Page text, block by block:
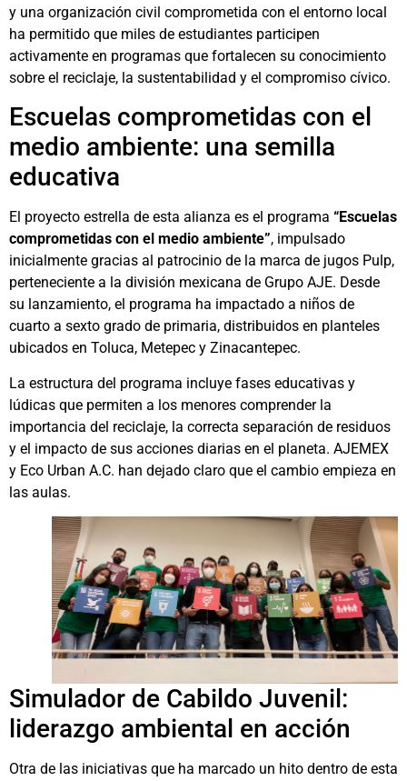
y una organización civil comprometida con el entorno local
ha permitido que miles de estudiantes participen
activamente en programas que fortalecen su conocimiento
sobre el reciclaje, la sustentabilidad y el compromiso cívico.
Escuelas comprometidas con el
medio ambiente: una semilla
educativa
El proyecto estrella de esta alianza es el programa “Escuelas
comprometidas con el medio ambiente”, impulsado
inicialmente gracias al patrocinio de la marca de jugos Pulp,
perteneciente a la división mexicana de Grupo AJE. Desde
su lanzamiento, el programa ha impactado a niños de
cuarto a sexto grado de primaria, distribuidos en planteles
ubicados en Toluca, Metepec y Zinacantepec.
La estructura del programa incluye fases educativas y
lúdicas que permiten a los menores comprender la
importancia del reciclaje, la correcta separación de residuos
y el impacto de sus acciones diarias en el planeta. AJEMEX
y Eco Urban A.C. han dejado claro que el cambio empieza en
las aulas.
Simulador de Cabildo Juvenil:
liderazgo ambiental en acción
Otra de las iniciativas que ha marcado un hito dentro de esta